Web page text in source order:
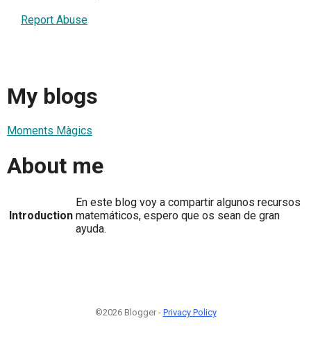
Report Abuse
My blogs
Moments Màgics
About me
Introduction
En este blog voy a compartir algunos recursos
matemáticos, espero que os sean de gran
ayuda.
©2026 Blogger - Privacy Policy